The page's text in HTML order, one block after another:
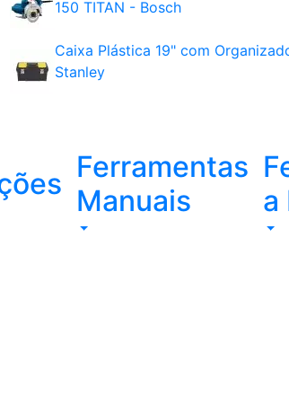
150 TITAN - Bosch
Caixa Plástica 19" com
Stanley
Ferramentas
Manuais
a